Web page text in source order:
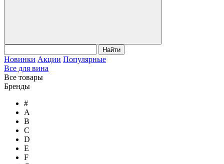
Найти
Новинки Акции Популярные
Все для вина
Все товары
Бренды
#
A
B
C
D
E
F